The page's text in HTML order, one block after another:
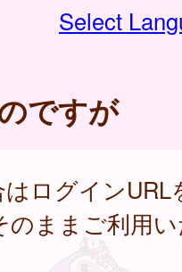
Select
ですが
ログインURL
ままご利用い